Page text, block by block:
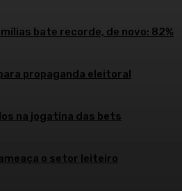
bate recorde, de novo: 82%
propaganda eleitoral
na jogatina das bets
o setor leiteiro